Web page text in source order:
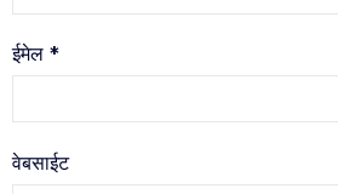
ईमेल *
वेबसाईट